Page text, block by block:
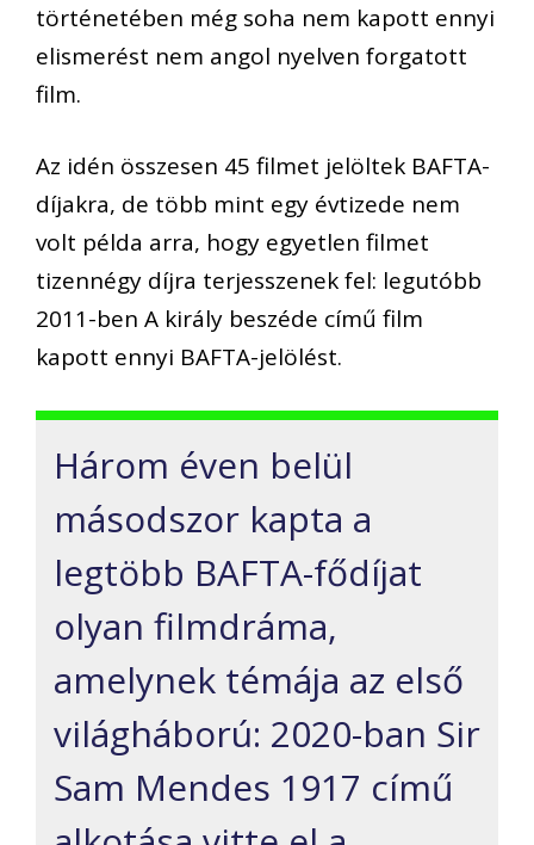
történetében még soha nem kapott ennyi
elismerést nem angol nyelven forgatott
film.
Az idén összesen 45 filmet jelöltek BAFTA-
díjakra, de több mint egy évtizede nem
volt példa arra, hogy egyetlen filmet
tizennégy díjra terjesszenek fel: legutóbb
2011-ben A király beszéde című film
kapott ennyi BAFTA-jelölést.
Három éven belül
másodszor kapta a
legtöbb BAFTA-fődíjat
olyan filmdráma,
amelynek témája az első
világháború: 2020-ban Sir
Sam Mendes 1917 című